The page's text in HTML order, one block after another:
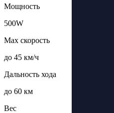
Мощность
500W
Max скорость
до 45 км/ч
Дальность хода
до 60 км
Вес